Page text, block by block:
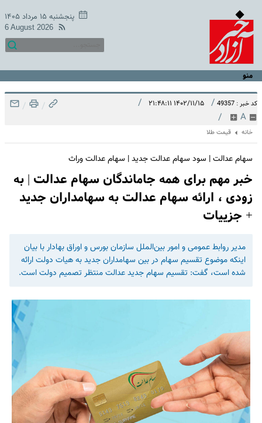
پنجشنبه ۱۵ مرداد ۱۴۰۵
6 August 2026
منو
کد خبر : 49357 / ۱۴۰۲/۱۱/۱۵ ۲۱:۴۸:۱۱ /
A
/
/
/
خانه قیمت طلا
سهام عدالت | سود سهام عدالت جدید | سهام عدالت وراث
خبر مهم برای همه جاماندگان سهام عدالت | به
زودی ، ارائه سهام عدالت به سهامداران جدید
+ جزییات
مدیر روابط عمومی و امور بین‌الملل سازمان بورس و اوراق بهادار با بیان
اینکه موضوع تقسیم سهام در بین سهامداران جدید به هیات دولت ارائه
شده است، گفت: تقسیم سهام جدید عدالت منتظر تصمیم دولت است.